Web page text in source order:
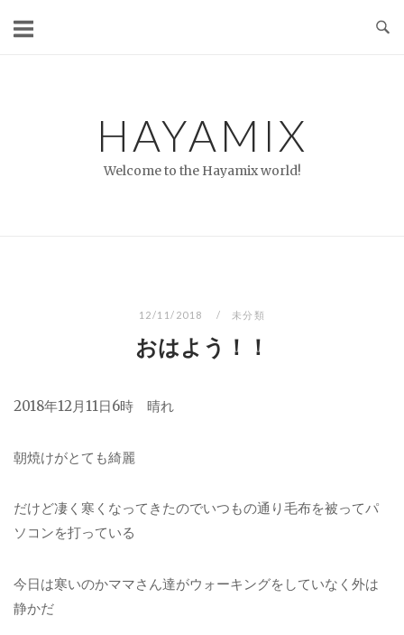
HAYAMIX
Welcome to the Hayamix world!
12/11/2018 未分類
おはよう！！
2018年12月11日6時 晴れ
朝焼けがとても綺麗
だけど凄く寒くなってきたのでいつもの通り毛布を被ってパ
ソコンを打っている
今日は寒いのかママさん達がウォーキングをしていなく外は
静かだ